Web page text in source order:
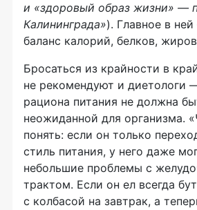
и «здоровый образ жизни» —
Калининграда»). Главное в
баланс калорий, белков,
Бросаться из крайности в
не рекомендуют и диетологи
рациона питания не должна
неожиданной для организма.
понять: если он только
стиль питания, у него даже
небольшие проблемы с
трактом. Если он ел всегда
с колбасой на завтрак, а